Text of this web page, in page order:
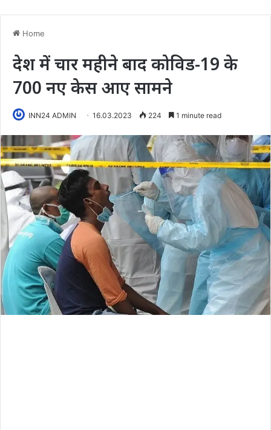
Home
देश में चार महीने बाद कोविड-19 के
700 नए केस आए सामने
INN24 ADMIN 16.03.2023 224 1 minute read